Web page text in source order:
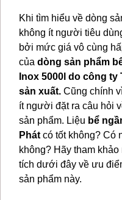
Khi tìm hiểu về dòng
không ít người tiêu
bởi mức giá vô cùng
của dòng sản phẩm
Inox 5000l do công ty
sản xuất. Cũng chính
ít người đặt ra câu hỏi
sản phẩm. Liệu bể
Phát có tốt không? Có
không? Hãy tham
tích dưới đây về ưu
sản phẩm này.